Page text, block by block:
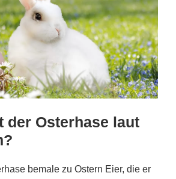
der Osterhase laut
bemale zu Ostern Eier, die er